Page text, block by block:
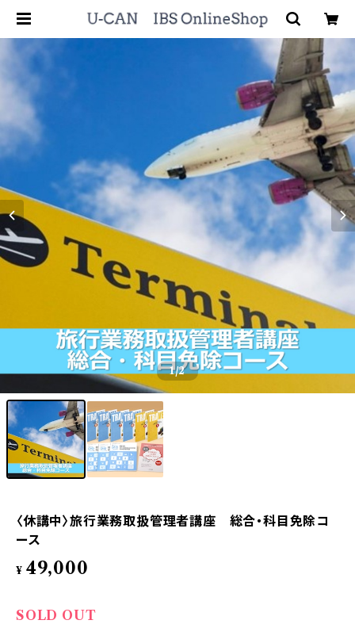
1/2
〈休講中〉旅行業務取扱管理者講座 総合・科目免除コ
ース
¥ 49,000
SOLD OUT